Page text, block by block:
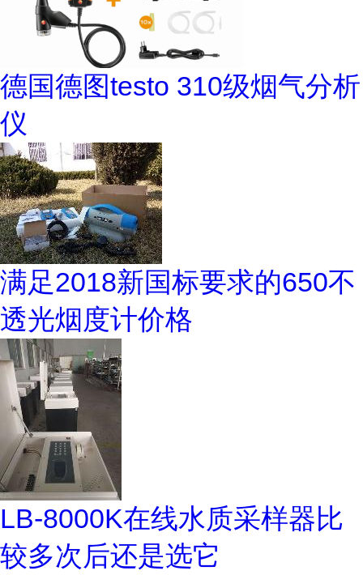
德国德图testo 310级烟气分析
仪
满足2018新国标要求的650不
透光烟度计价格
LB-8000K在线水质采样器比
较多次后还是选它